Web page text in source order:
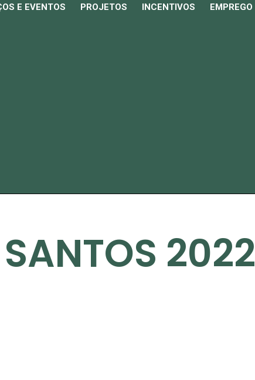
E EVENTOS PROJETOS INCENTIVOS EMPREGO
2022